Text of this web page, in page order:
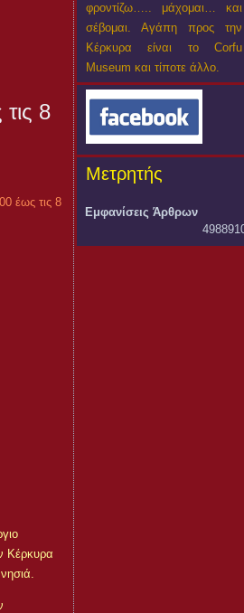
8
έως τις 8
Κέρκυρα
φροντίζω….. μάχομαι… και
σέβομαι. Αγάπη προς την
Κέρκυρα είναι το Corfu
Museum και τίποτε άλλο.
Μετρητής
Εμφανίσεις Άρθρων